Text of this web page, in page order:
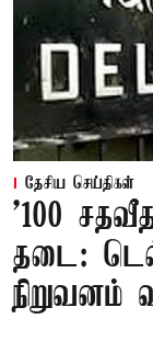
தேசிய செய்திகள்
'100
தடை:
நிறுவனம்